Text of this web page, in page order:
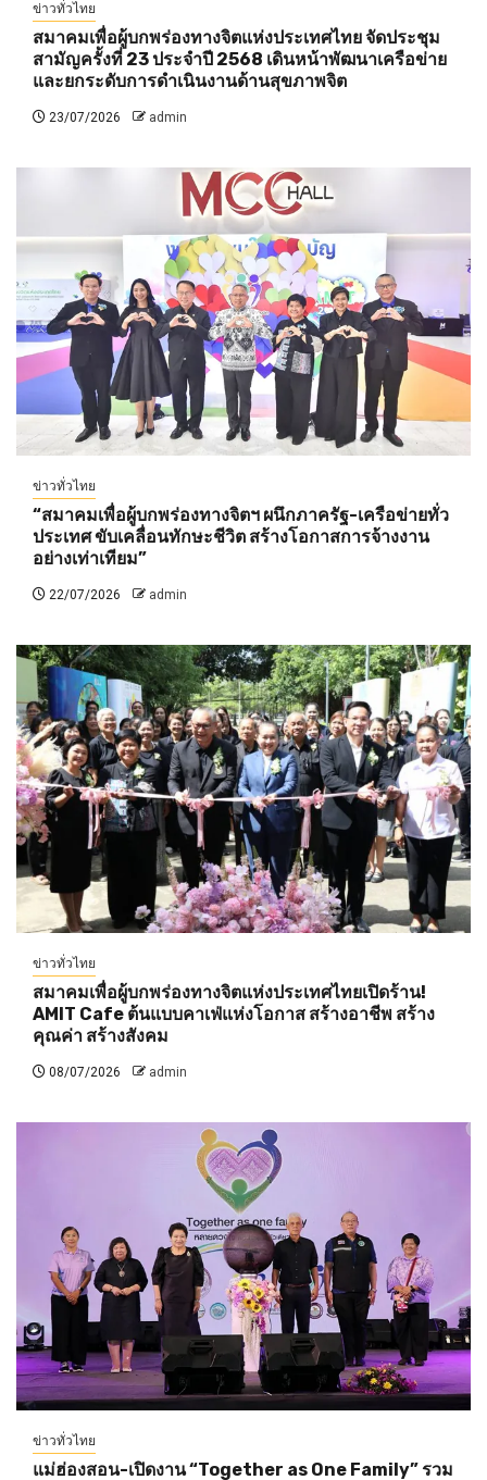
ข่าวทั่วไทย
สมาคมเพื่อผู้บกพร่องทางจิตแห่งประเทศไทย จัดประชุม
สามัญครั้งที่ 23 ประจำปี 2568 เดินหน้าพัฒนาเครือข่าย
และยกระดับการดำเนินงานด้านสุขภาพจิต
23/07/2026 admin
ข่าวทั่วไทย
“สมาคมเพื่อผู้บกพร่องทางจิตฯ ผนึกภาครัฐ-เครือข่ายทั่ว
ประเทศ ขับเคลื่อนทักษะชีวิต สร้างโอกาสการจ้างงาน
อย่างเท่าเทียม”
22/07/2026 admin
ข่าวทั่วไทย
สมาคมเพื่อผู้บกพร่องทางจิตแห่งประเทศไทยเปิดร้าน!
AMIT Cafe ต้นแบบคาเฟ่แห่งโอกาส สร้างอาชีพ สร้าง
คุณค่า สร้างสังคม
08/07/2026 admin
ข่าวทั่วไทย
แม่ฮ่องสอน-เปิดงาน “Together as One Family” รวม